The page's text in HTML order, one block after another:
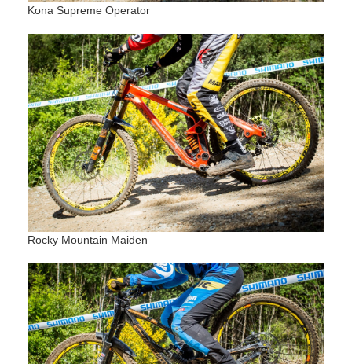
Kona Supreme Operator
Rocky Mountain Maiden